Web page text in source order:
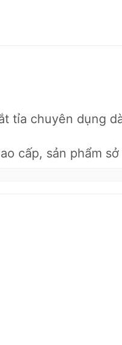
tỉa chuyên dụng
cấp, sản phẩm